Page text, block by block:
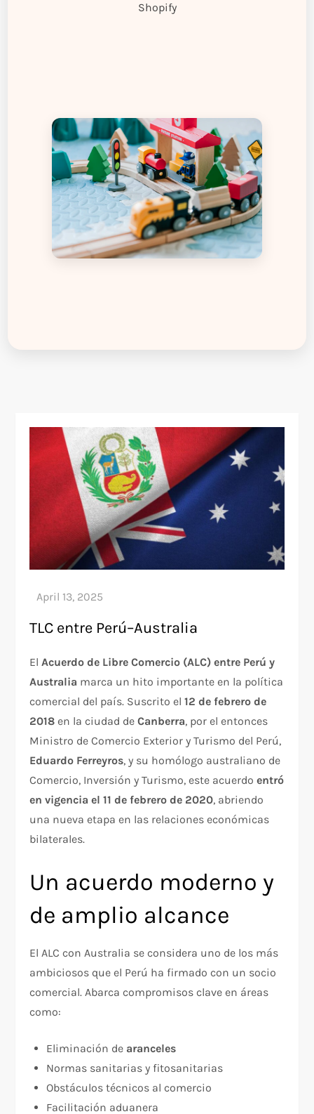
Shopify
TLC entre Perú–Australia
ElAcuerdo de Libre Comercio (ALC) entre Perú y
Australia marca un hito importante en la política
comercial del país. Suscrito el12 de febrero de
2018 en la ciudad deCanberra, por el entonces
Ministro de Comercio Exterior y Turismo del Perú,
Eduardo Ferreyros, y su homólogo australiano de
Comercio, Inversión y Turismo, este acuerdoentró
en vigencia el 11 de febrero de 2020, abriendo
una nueva etapa en las relaciones económicas
bilaterales.
Un acuerdo moderno y
de amplio alcance
El ALC con Australia se considera uno de los más
ambiciosos que el Perú ha firmado con un socio
comercial. Abarca compromisos clave en áreas
como:
Eliminación de aranceles
Normas sanitarias y fitosanitarias
Obstáculos técnicos al comercio
Facilitación aduanera